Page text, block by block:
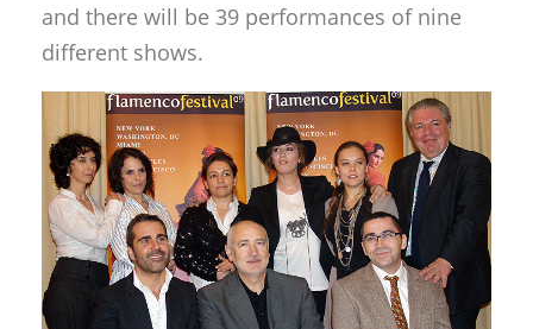
and there will be 39 performances of nine
different shows.